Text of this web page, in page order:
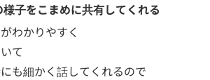
子をこまめに共有してくれる
わかりやすく
て
も細かく話してくれるので